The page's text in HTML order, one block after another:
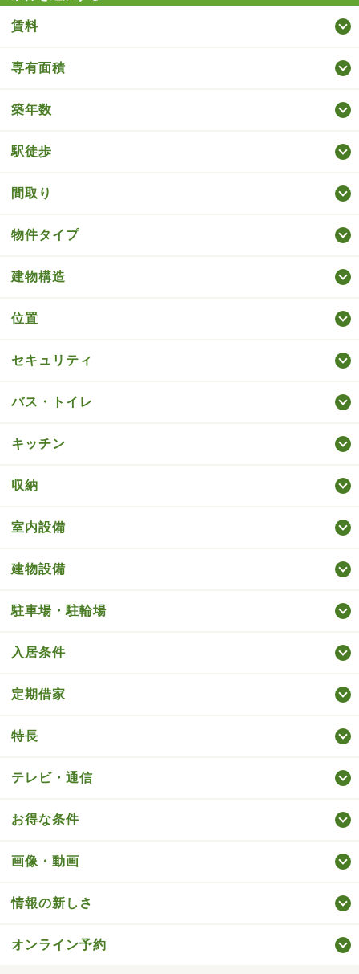
賃料
専有面積
築年数
駅徒歩
間取り
物件タイプ
建物構造
位置
セキュリティ
バス・トイレ
キッチン
収納
室内設備
建物設備
駐車場・駐輪場
入居条件
定期借家
特長
テレビ・通信
お得な条件
画像・動画
情報の新しさ
オンライン予約